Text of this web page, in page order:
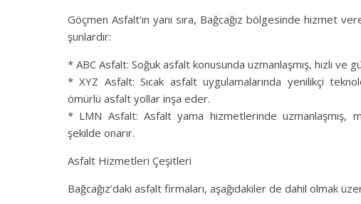
Göçmen Asfalt’ın yanı sıra, Bağcağız bölgesinde hizmet
şunlardır:
* ABC Asfalt: Soğuk asfalt konusunda uzmanlaşmış, hızlı ve
* XYZ Asfalt: Sıcak asfalt uygulamalarında yenilikçi
ömürlü asfalt yollar inşa eder.
* LMN Asfalt: Asfalt yama hizmetlerinde uzmanlaşmış,
şekilde onarır.
Asfalt Hizmetleri Çeşitleri
Bağcağız’daki asfalt firmaları, aşağıdakiler de dahil olmak